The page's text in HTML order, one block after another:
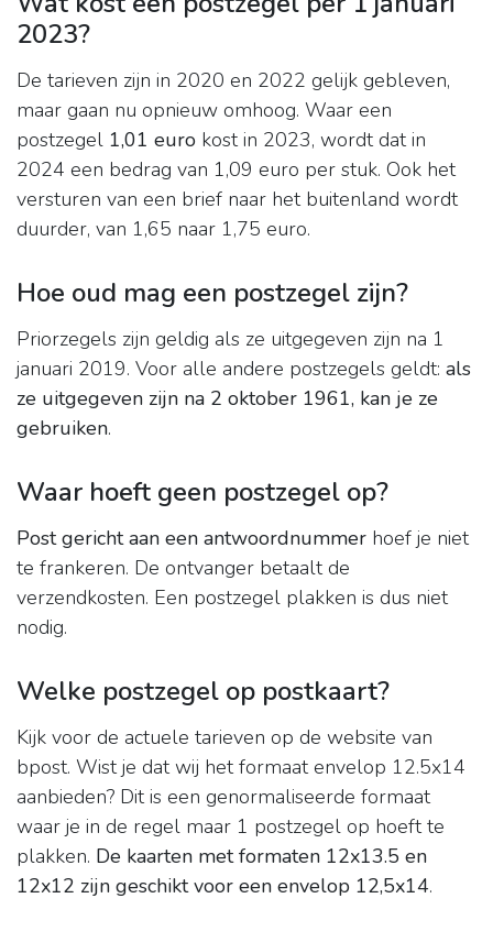
2023?
De tarieven zijn in 2020 en 2022 gelijk gebleven,
maar gaan nu opnieuw omhoog. Waar een
postzegel 1,01 euro kost in 2023, wordt dat in
2024 een bedrag van 1,09 euro per stuk. Ook het
versturen van een brief naar het buitenland wordt
duurder, van 1,65 naar 1,75 euro.
Hoe oud mag een postzegel zijn?
Priorzegels zijn geldig als ze uitgegeven zijn na 1
januari 2019. Voor alle andere postzegels geldt: als
ze uitgegeven zijn na 2 oktober 1961, kan je ze
gebruiken.
Waar hoeft geen postzegel op?
Post gericht aan een antwoordnummer hoef je niet
te frankeren. De ontvanger betaalt de
verzendkosten. Een postzegel plakken is dus niet
nodig.
Welke postzegel op postkaart?
Kijk voor de actuele tarieven op de website van
bpost. Wist je dat wij het formaat envelop 12.5x14
aanbieden? Dit is een genormaliseerde formaat
waar je in de regel maar 1 postzegel op hoeft te
plakken. De kaarten met formaten 12x13.5 en
12x12 zijn geschikt voor een envelop 12,5x14.